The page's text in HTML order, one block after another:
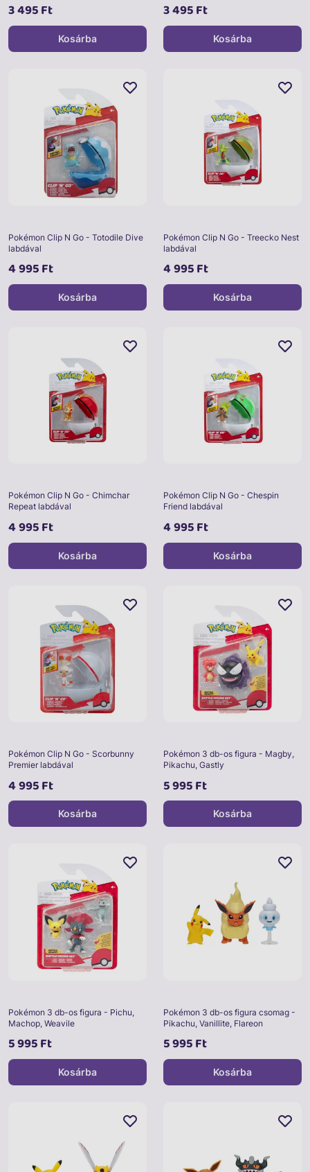
3 495 Ft
Kosárba
3 495 Ft
Kosárba
Pokémon Clip N Go - Totodile Dive
labdával
4 995 Ft
Kosárba
Pokémon Clip N Go - Treecko Nest
labdával
4 995 Ft
Kosárba
Pokémon Clip N Go - Chimchar
Repeat labdával
4 995 Ft
Kosárba
Pokémon Clip N Go - Chespin
Friend labdával
4 995 Ft
Kosárba
Pokémon Clip N Go - Scorbunny
Premier labdával
4 995 Ft
Kosárba
Pokémon 3 db-os figura - Magby,
Pikachu, Gastly
5 995 Ft
Kosárba
Pokémon 3 db-os figura - Pichu,
Machop, Weavile
5 995 Ft
Kosárba
Pokémon 3 db-os figura csomag -
Pikachu, Vanillite, Flareon
5 995 Ft
Kosárba